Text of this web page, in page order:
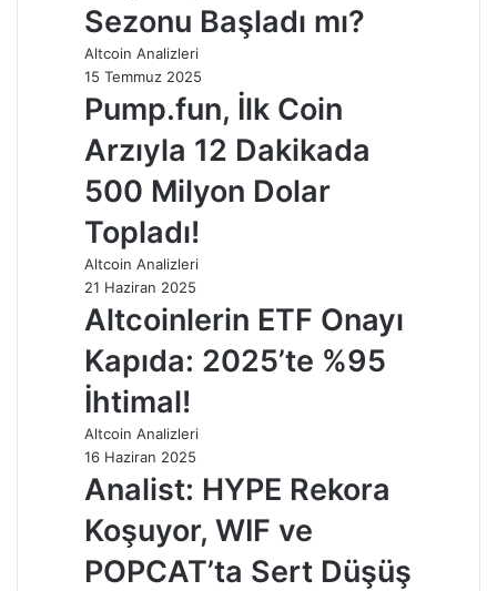
Sezonu Başladı mı?
Altcoin Analizleri
15 Temmuz 2025
Pump.fun, İlk Coin
Arzıyla 12 Dakikada
500 Milyon Dolar
Topladı!
Altcoin Analizleri
21 Haziran 2025
Altcoinlerin ETF Onayı
Kapıda: 2025’te %95
İhtimal!
Altcoin Analizleri
16 Haziran 2025
Analist: HYPE Rekora
Koşuyor, WIF ve
POPCAT’ta Sert Düşüş